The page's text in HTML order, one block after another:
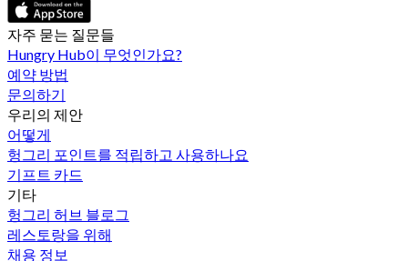
자주 묻는 질문들
Hungry Hub이 무엇인가요?
예약 방법
문의하기
우리의 제안
어떻게
헝그리 포인트를 적립하고 사용하나요
기프트 카드
기타
헝그리 허브 블로그
레스토랑을 위해
채용 정보